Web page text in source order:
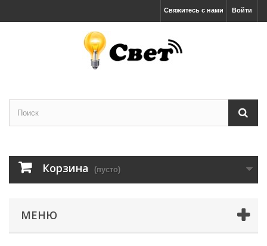
Войти
Свяжитесь с нами
Корзина (пусто)
МЕНЮ